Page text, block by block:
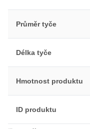
Průměr tyče
Délka tyče
Hmotnost produktu
ID produktu